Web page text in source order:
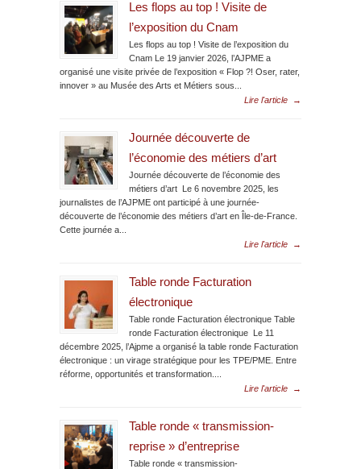
Les flops au top ! Visite de
l’exposition du Cnam
Les flops au top ! Visite de l’exposition du
Cnam Le 19 janvier 2026, l’AJPME a
organisé une visite privée de l’exposition « Flop ?! Oser, rater,
innover » au Musée des Arts et Métiers sous...
Lire l'article
→
Journée découverte de
l’économie des métiers d’art
Journée découverte de l’économie des
métiers d’art Le 6 novembre 2025, les
journalistes de l’AJPME ont participé à une journée-
découverte de l’économie des métiers d’art en Île-de-France.
Cette journée a...
Lire l'article
→
Table ronde Facturation
électronique
Table ronde Facturation électronique Table
ronde Facturation électronique Le 11
décembre 2025, l’Ajpme a organisé la table ronde Facturation
électronique : un virage stratégique pour les TPE/PME. Entre
réforme, opportunités et transformation....
Lire l'article
→
Table ronde « transmission-
reprise » d’entreprise
Table ronde « transmission-